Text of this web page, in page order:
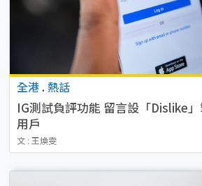
全港 . 熱話
IG測試負評功能 留言設「Dislike
用戶
文 : 王煥雯